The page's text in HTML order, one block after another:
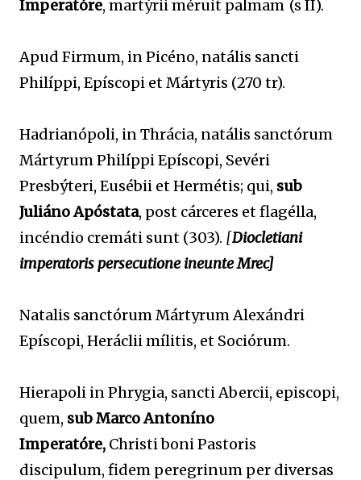
Imperatóre, martýrii méruit palmam (s II).
Apud Firmum, in Picéno, natális sancti
Philíppi, Epíscopi et Mártyris (270 tr).
Hadrianópoli, in Thrácia, natális sanctórum
Mártyrum Philíppi Epíscopi, Sevéri
Presbýteri, Eusébii et Hermétis; qui, sub
Juliáno Apóstata, post cárceres et flagélla,
incéndio cremáti sunt (303). [Diocletiani
imperatoris persecutione ineunte Mrec]
Natalis sanctórum Mártyrum Alexándri
Epíscopi, Heráclii mílitis, et Sociórum.
Hierapoli in Phrygia, sancti Abercii, episcopi,
quem, sub Marco Antoníno
Imperatóre, Christi boni Pastoris
discipulum, fidem peregrinum per diversas